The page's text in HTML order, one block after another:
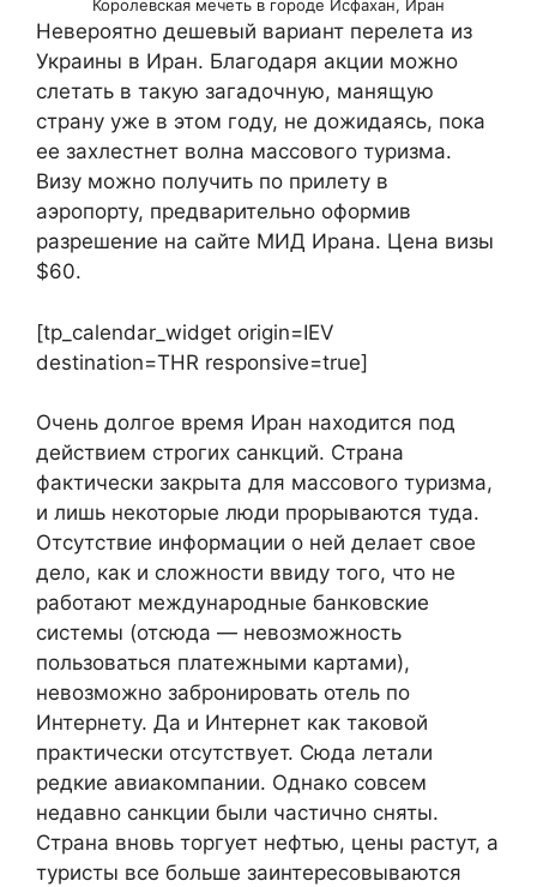
Королевская мечеть в городе Исфахан, Иран
Невероятно дешевый вариант перелета из
Украины в Иран. Благодаря акции можно
слетать в такую загадочную, манящую
страну уже в этом году, не дожидаясь, пока
ее захлестнет волна массового туризма.
Визу можно получить по прилету в
аэропорту, предварительно оформив
разрешение на сайте МИД Ирана. Цена визы
$60.
[tp_calendar_widget origin=IEV
destination=THR responsive=true]
Очень долгое время Иран находится под
действием строгих санкций. Страна
фактически закрыта для массового туризма,
и лишь некоторые люди прорываются туда.
Отсутствие информации о ней делает свое
дело, как и сложности ввиду того, что не
работают международные банковские
системы (отсюда — невозможность
пользоваться платежными картами),
невозможно забронировать отель по
Интернету. Да и Интернет как таковой
практически отсутствует. Сюда летали
редкие авиакомпании. Однако совсем
недавно санкции были частично сняты.
Страна вновь торгует нефтью, цены растут, а
туристы все больше заинтересовываются